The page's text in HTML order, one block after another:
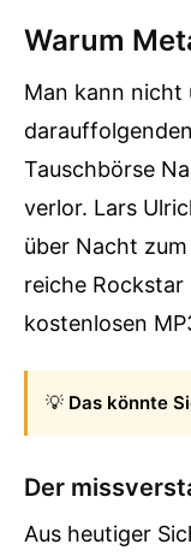
Warum
Man kann nicht
Tauschbörse
verlor. Lars
über Nacht
reiche
kostenlosen
💡 Das könnte
Der
Aus heutiger